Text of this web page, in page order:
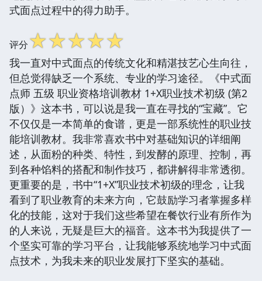
式面点过程中的得力助手。
评分☆☆☆☆☆
我一直对中式面点的传统文化和精湛技艺心生向往，
但总觉得缺乏一个系统、专业的学习途径。《中式面
点师 五级 职业资格培训教材 1+X职业技术初级 (第2
版）》这本书，可以说是我一直在寻找的“宝藏”。它
不仅仅是一本简单的食谱，更是一部系统性的职业技
能培训教材。我非常喜欢书中对基础知识的详细阐
述，从面粉的种类、特性，到发酵的原理、控制，再
到各种馅料的搭配和制作技巧，都讲解得非常透彻。
更重要的是，书中“1+X”职业技术初级的理念，让我
看到了职业教育的未来方向，它鼓励学习者掌握多样
化的技能，这对于我们这些希望在餐饮行业有所作为
的人来说，无疑是巨大的福音。这本书为我提供了一
个坚实可靠的学习平台，让我能够系统地学习中式面
点技术，为我未来的职业发展打下坚实的基础。